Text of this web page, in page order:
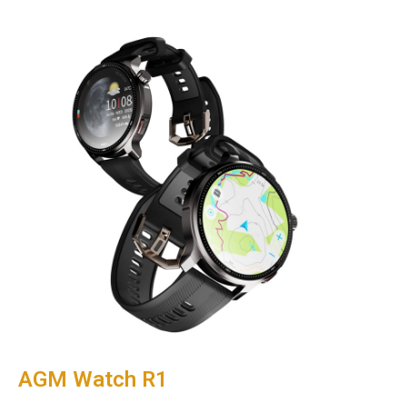
AGM Watch R1